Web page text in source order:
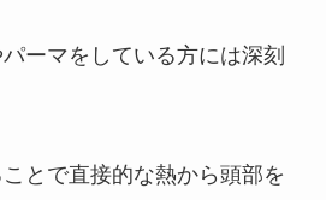
ーマをしている方には深刻
とで直接的な熱から頭部を